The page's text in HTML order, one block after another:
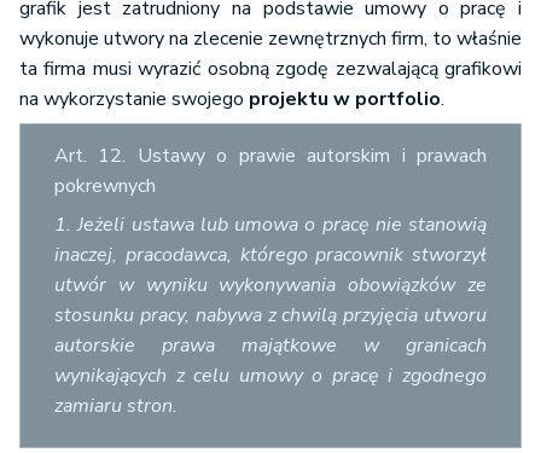
grafik jest zatrudniony na podstawie umowy o pracę i
wykonuje utwory na zlecenie zewnętrznych firm, to właśnie
ta firma musi wyrazić osobną zgodę zezwalającą grafikowi
na wykorzystanie swojego projektu w portfolio.
Art. 12. Ustawy o prawie autorskim i prawach
pokrewnych
1. Jeżeli ustawa lub umowa o pracę nie stanowią
inaczej, pracodawca, którego pracownik stworzył
utwór w wyniku wykonywania obowiązków ze
stosunku pracy, nabywa z chwilą przyjęcia utworu
autorskie prawa majątkowe w granicach
wynikających z celu umowy o pracę i zgodnego
zamiaru stron.